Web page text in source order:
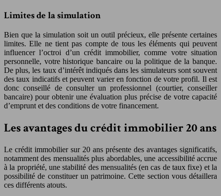
Limites de la simulation
Bien que la simulation soit un outil précieux, elle présente certaines
limites. Elle ne tient pas compte de tous les éléments qui peuvent
influencer l’octroi d’un crédit immobilier, comme votre situation
personnelle, votre historique bancaire ou la politique de la banque.
De plus, les taux d’intérêt indiqués dans les simulateurs sont souvent
des taux indicatifs et peuvent varier en fonction de votre profil. Il est
donc conseillé de consulter un professionnel (courtier, conseiller
bancaire) pour obtenir une évaluation plus précise de votre capacité
d’emprunt et des conditions de votre financement.
Les avantages du crédit immobilier 20 ans
Le crédit immobilier sur 20 ans présente des avantages significatifs,
notamment des mensualités plus abordables, une accessibilité accrue
à la propriété, une stabilité des mensualités (en cas de taux fixe) et la
possibilité de constituer un patrimoine. Cette section vous détaillera
ces différents atouts.